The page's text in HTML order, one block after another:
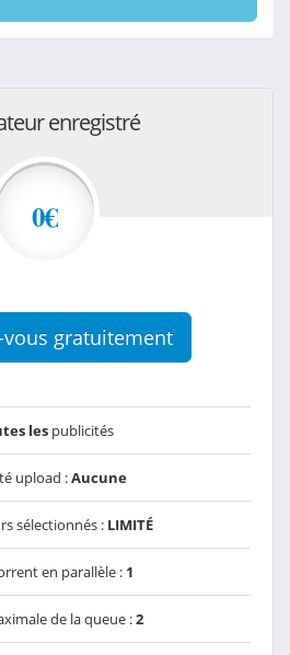
enregistré
0€
vous gratuitement
les publicités
upload :Aucune
sélectionnés : LIMITÉ
en parallèle : 1
de la queue :2